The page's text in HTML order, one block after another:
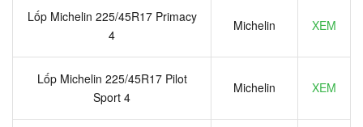
Lốp Michelin 225/45R17 Primacy
4
Michelin XEM
Lốp Michelin 225/45R17 Pilot
Sport 4
Michelin XEM